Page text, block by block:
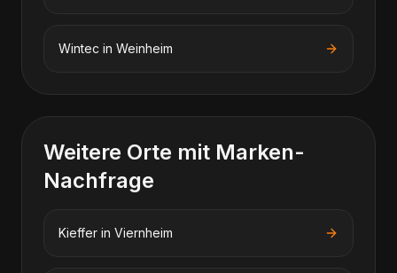
Wintec in Weinheim
Weitere Orte mit Marken-
Nachfrage
Kieffer in Viernheim